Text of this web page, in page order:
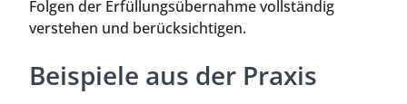
Folgen der Erfüllungsübernahme vollständig
verstehen und berücksichtigen.
Beispiele aus der Praxis